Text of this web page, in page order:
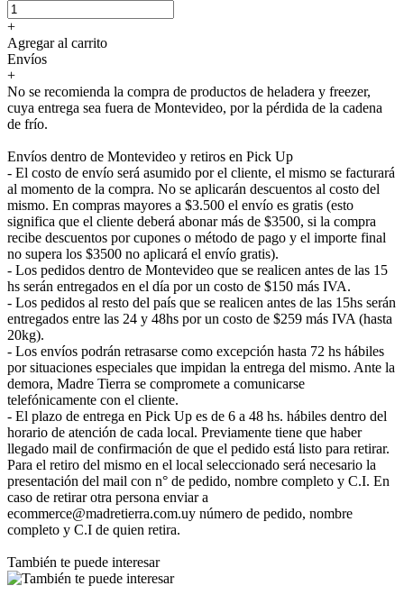
+
Agregar al carrito
Envíos
+
No se recomienda la compra de productos de heladera y freezer,
cuya entrega sea fuera de Montevideo, por la pérdida de la cadena
de frío.
Envíos dentro de Montevideo y retiros en Pick Up
- El costo de envío será asumido por el cliente, el mismo se facturará
al momento de la compra. No se aplicarán descuentos al costo del
mismo. En compras mayores a $3.500 el envío es gratis (esto
significa que el cliente deberá abonar más de $3500, si la compra
recibe descuentos por cupones o método de pago y el importe final
no supera los $3500 no aplicará el envío gratis).
- Los pedidos dentro de Montevideo que se realicen antes de las 15
hs serán entregados en el día por un costo de $150 más IVA.
- Los pedidos al resto del país que se realicen antes de las 15hs serán
entregados entre las 24 y 48hs por un costo de $259 más IVA (hasta
20kg).
- Los envíos podrán retrasarse como excepción hasta 72 hs hábiles
por situaciones especiales que impidan la entrega del mismo. Ante la
demora, Madre Tierra se compromete a comunicarse
telefónicamente con el cliente.
- El plazo de entrega en Pick Up es de 6 a 48 hs. hábiles dentro del
horario de atención de cada local. Previamente tiene que haber
llegado mail de confirmación de que el pedido está listo para retirar.
Para el retiro del mismo en el local seleccionado será necesario la
presentación del mail con n° de pedido, nombre completo y C.I. En
caso de retirar otra persona enviar a
ecommerce@madretierra.com.uy número de pedido, nombre
completo y C.I de quien retira.
También te puede interesar